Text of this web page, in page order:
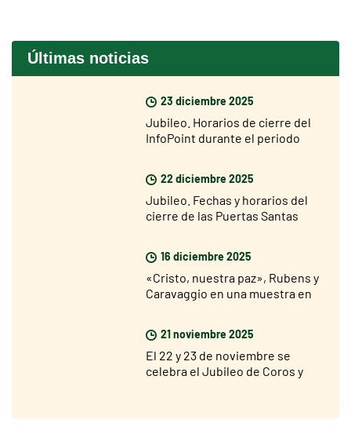
Últimas noticias
23 diciembre 2025
Jubileo. Horarios de cierre del
InfoPoint durante el periodo
22 diciembre 2025
Jubileo. Fechas y horarios del
cierre de las Puertas Santas
16 diciembre 2025
«Cristo, nuestra paz», Rubens y
Caravaggio en una muestra en
21 noviembre 2025
El 22 y 23 de noviembre se
celebra el Jubileo de Coros y